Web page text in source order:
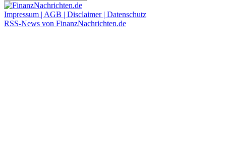
Impressum | AGB | Disclaimer | Datenschutz
RSS-News von FinanzNachrichten.de